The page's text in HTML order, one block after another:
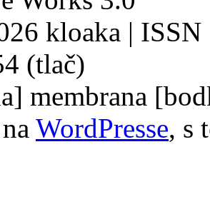
kloaka |
(tlač)
membrana
WordPresse, s